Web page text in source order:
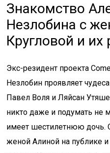
Знакомство
Незлобина с
Кругловой и их
Экс-резидент проекта
Незлобин проявляет
Павел Воля и Ляйсан
никто даже и подумать не
имеет шестилетнюю дочь.
женой Алиной на публике